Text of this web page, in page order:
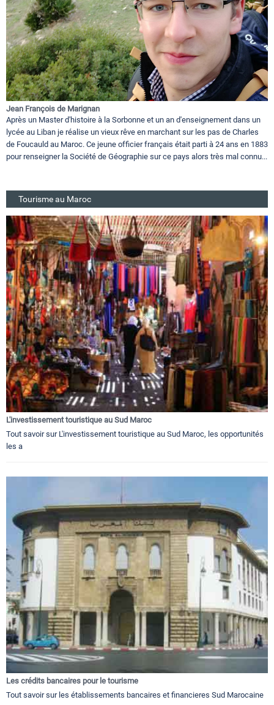
Jean François de Marignan
Après un Master d'histoire à la Sorbonne et un an d'enseignement dans un
lycée au Liban je réalise un vieux rêve en marchant sur les pas de Charles
de Foucauld au Maroc. Ce jeune officier français était parti à 24 ans en 1883
pour renseigner la Société de Géographie sur ce pays alors très mal connu...
Tourisme au Maroc
L'investissement touristique au Sud Maroc
Tout savoir sur L'investissement touristique au Sud Maroc, les opportunités
les a
Les crédits bancaires pour le tourisme
Tout savoir sur les établissements bancaires et financieres Sud Marocaine